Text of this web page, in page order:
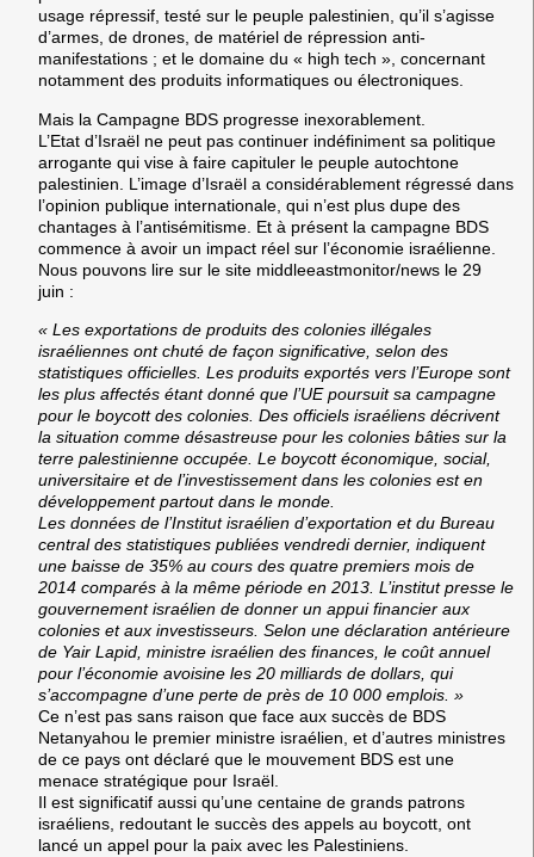
usage répressif, testé sur le peuple palestinien, qu’il s’agisse
d’armes, de drones, de matériel de répression anti-
manifestations ; et le domaine du « high tech », concernant
notamment des produits informatiques ou électroniques.
Mais la Campagne BDS progresse inexorablement.
L’Etat d’Israël ne peut pas continuer indéfiniment sa politique
arrogante qui vise à faire capituler le peuple autochtone
palestinien. L’image d’Israël a considérablement régressé dans
l’opinion publique internationale, qui n’est plus dupe des
chantages à l’antisémitisme. Et à présent la campagne BDS
commence à avoir un impact réel sur l’économie israélienne.
Nous pouvons lire sur le site middleeastmonitor/news le 29
juin :
« Les exportations de produits des colonies illégales
israéliennes ont chuté de façon significative, selon des
statistiques officielles. Les produits exportés vers l’Europe sont
les plus affectés étant donné que l’UE poursuit sa campagne
pour le boycott des colonies. Des officiels israéliens décrivent
la situation comme désastreuse pour les colonies bâties sur la
terre palestinienne occupée. Le boycott économique, social,
universitaire et de l’investissement dans les colonies est en
développement partout dans le monde.
Les données de l’Institut israélien d’exportation et du Bureau
central des statistiques publiées vendredi dernier, indiquent
une baisse de 35% au cours des quatre premiers mois de
2014 comparés à la même période en 2013. L’institut presse le
gouvernement israélien de donner un appui financier aux
colonies et aux investisseurs. Selon une déclaration antérieure
de Yair Lapid, ministre israélien des finances, le coût annuel
pour l’économie avoisine les 20 milliards de dollars, qui
s’accompagne d’une perte de près de 10 000 emplois. »
Ce n’est pas sans raison que face aux succès de BDS
Netanyahou le premier ministre israélien, et d’autres ministres
de ce pays ont déclaré que le mouvement BDS est une
menace stratégique pour Israël.
Il est significatif aussi qu’une centaine de grands patrons
israéliens, redoutant le succès des appels au boycott, ont
lancé un appel pour la paix avec les Palestiniens.